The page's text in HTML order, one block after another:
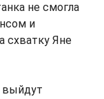
не смогла
и
схватку Яне
выйдут